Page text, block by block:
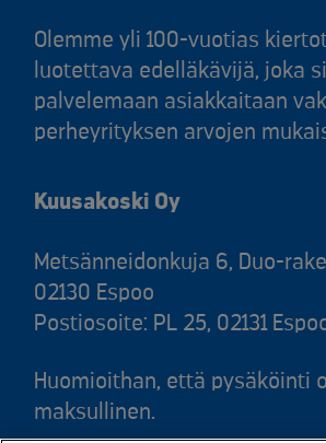
Olemme yli 100-vuotias
luotettava edelläkävijä, joka
palvelemaan asiakkaitaan
perheyrityksen arvojen
Kuusakoski Oy
Metsänneidonkuja 6, Duo-
02130 Espoo
Postiosoite: PL 25, 02131
Huomioithan, että pysäköinti
maksullinen.